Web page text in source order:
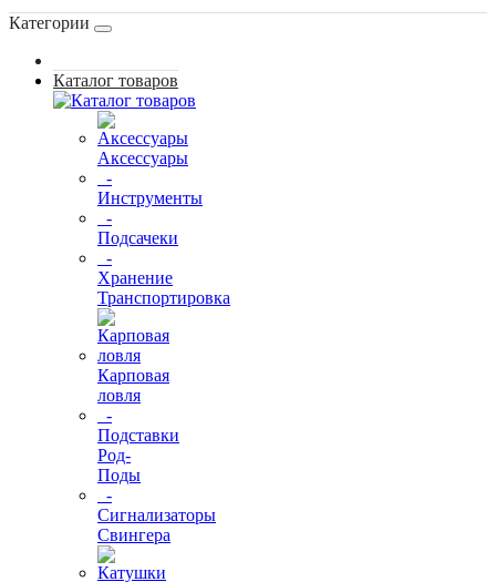
Категории
Каталог товаров
Аксессуары
-
Инструменты
-
Подсачеки
-
Хранение
Транспортировка
Карповая
ловля
-
Подставки
Род-
Поды
-
Сигнализаторы
Свингера